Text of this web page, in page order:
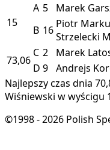
15
A 5 Marek
B 16 Piotr
Strzelecki
73,06
C 2 Marek
D 9 Andrejs
Najlepszy czas dnia
Wiśniewski w wyścigu
©1998 - 2026 Polish